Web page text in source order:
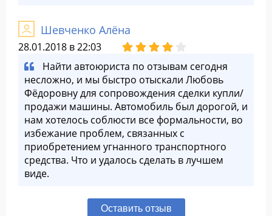
Шевченко Алёна
28.01.2018 в 22:03
Найти автоюриста по отзывам сегодня
несложно, и мы быстро отыскали Любовь
Фёдоровну для сопровождения сделки купли/
продажи машины. Автомобиль был дорогой, и
нам хотелось соблюсти все формальности, во
избежание проблем, связанных с
приобретением угнанного транспортного
средства. Что и удалось сделать в лучшем
виде.
Оставить отзыв